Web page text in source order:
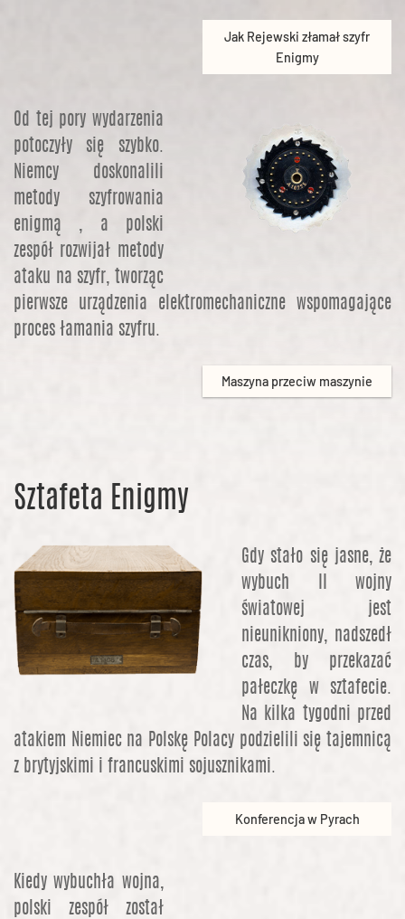
Jak Rejewski złamał szyfr
Enigmy
Od tej pory wydarzenia
potoczyły się szybko.
Niemcy doskonalili
metody szyfrowania
enigmą , a polski
zespół rozwijał metody
ataku na szyfr, tworząc
pierwsze urządzenia elektromechaniczne wspomagające
proces łamania szyfru.
Maszyna przeciw maszynie
Sztafeta Enigmy
Gdy stało się jasne, że
wybuch II wojny
światowej jest
nieunikniony, nadszedł
czas, by przekazać
pałeczkę w sztafecie.
Na kilka tygodni przed
atakiem Niemiec na Polskę Polacy podzielili się tajemnicą
z brytyjskimi i francuskimi sojusznikami.
Konferencja w Pyrach
Kiedy wybuchła wojna,
polski zespół został